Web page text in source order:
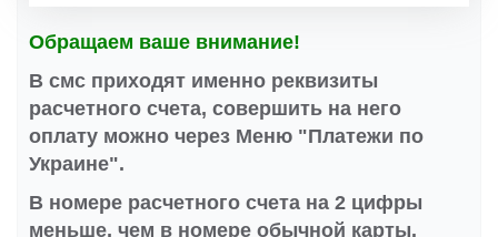
Обращаем ваше внимание!
В смс приходят именно реквизиты
расчетного счета, совершить на него
оплату можно через Меню "Платежи по
Украине".
В номере расчетного счета на 2 цифры
меньше, чем в номере обычной карты.